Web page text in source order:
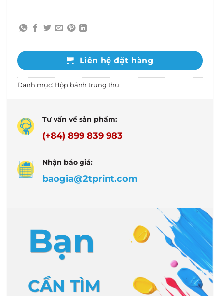
Liên hệ đặt hàng
Danh mục: Hộp bánh trung thu
Tư vấn về sản phẩm:
(+84) 899 839 983
Nhận báo giá:
baogia@2tprint.com
Bạn
CẦN TÌM